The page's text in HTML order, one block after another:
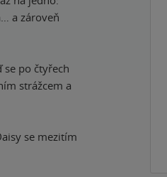
a zároveň
po čtyřech
strážcem a
se mezitím